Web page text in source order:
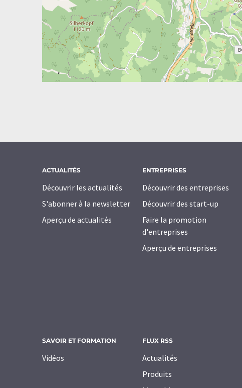
ACTUALITÉS
Découvrir les actualités
S'abonner à la newsletter
Aperçu de actualités
ENTREPRISES
Découvrir des entreprises
Découvrir des start-up
Faire la promotion
d'entreprises
Aperçu de entreprises
SAVOIR ET FORMATION
Vidéos
FLUX RSS
Actualités
Produits